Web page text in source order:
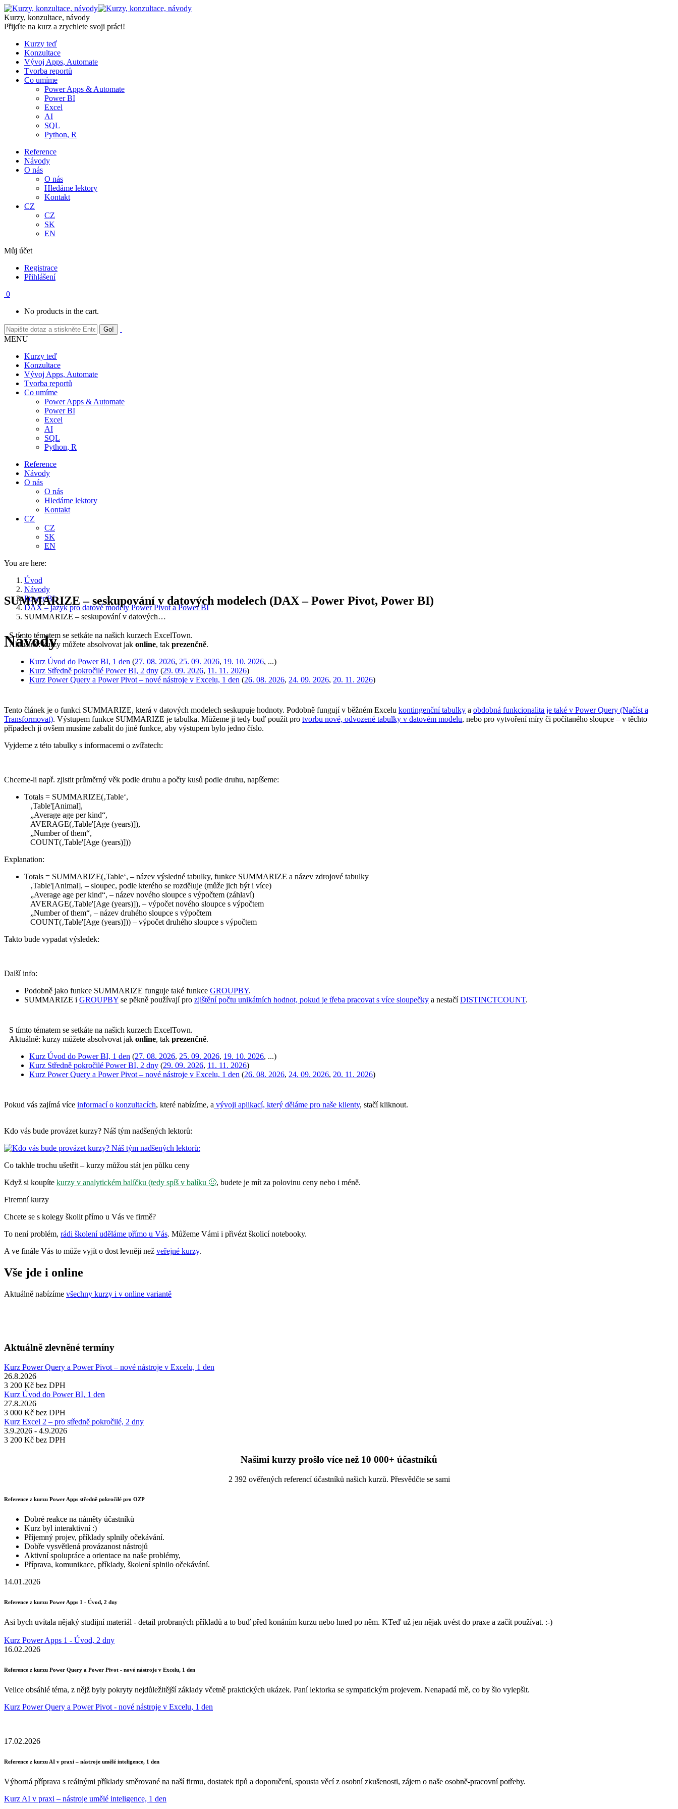
Skip
to
content
Kurzy, konzultace, návody
Přijďte na kurz a zrychlete svoji práci!
Kurzy teď
Konzultace
Vývoj Apps, Automate
Tvorba reportů
Co umíme
Power Apps & Automate
Power BI
Excel
AI
SQL
Python, R
Reference
Návody
O nás
O nás
Hledáme lektory
Kontakt
CZ
CZ
SK
EN
Můj účet
Registrace
Přihlášení
0
No products in the cart.
MENU
Kurzy teď
Konzultace
Vývoj Apps, Automate
Tvorba reportů
Co umíme
Power Apps & Automate
Power BI
Excel
AI
SQL
Python, R
Reference
Návody
O nás
O nás
Hledáme lektory
Kontakt
CZ
CZ
SK
EN
You are here:
Úvod
Návody
Power BI
DAX – jazyk pro datové modely Power Pivot a Power BI
SUMMARIZE – seskupování v datových…
Návody
SUMMARIZE – seskupování v datových modelech (DAX – Power Pivot, Power BI)
S tímto tématem se setkáte na našich kurzech ExcelTown.
Aktuálně: kurzy můžete absolvovat jak online, tak prezenčně.
Kurz Úvod do Power BI, 1 den (27. 08. 2026, 25. 09. 2026, 19. 10. 2026, ...)
Kurz Středně pokročilé Power BI, 2 dny (29. 09. 2026, 11. 11. 2026)
Kurz Power Query a Power Pivot – nové nástroje v Excelu, 1 den (26. 08. 2026, 24. 09. 2026, 20. 11. 2026)
Tento článek je o funkci SUMMARIZE, která v datových modelech seskupuje hodnoty. Podobně fungují v běžném Excelu kontingenční tabulky a obdobná funkcionalita je také v Power Query (Načíst a
Transformovat). Výstupem funkce SUMMARIZE je tabulka. Můžeme ji tedy buď použít pro tvorbu nové, odvozené tabulky v datovém modelu, nebo pro vytvoření míry či počítaného sloupce – v těchto
případech ji ovšem musíme zabalit do jiné funkce, aby výstupem bylo jedno číslo.
Vyjdeme z této tabulky s informacemi o zvířatech:
Chceme-li např. zjistit průměrný věk podle druhu a počty kusů podle druhu, napíšeme:
Totals = SUMMARIZE(‚Table‘,
‚Table'[Animal],
„Average age per kind“,
AVERAGE(‚Table'[Age (years)]),
„Number of them“,
COUNT(‚Table'[Age (years)]))
Explanation:
Totals = SUMMARIZE(‚Table‘, – název výsledné tabulky, funkce SUMMARIZE a název zdrojové tabulky
‚Table'[Animal], – sloupec, podle kterého se rozděluje (může jich být i více)
„Average age per kind“, – název nového sloupce s výpočtem (záhlaví)
AVERAGE(‚Table'[Age (years)]), – výpočet nového sloupce s výpočtem
„Number of them“, – název druhého sloupce s výpočtem
COUNT(‚Table'[Age (years)])) – výpočet druhého sloupce s výpočtem
Takto bude vypadat výsledek:
Další info:
Podobně jako funkce SUMMARIZE funguje také funkce GROUPBY.
SUMMARIZE i GROUPBY se pěkně používají pro zjištění počtu unikátních hodnot, pokud je třeba pracovat s více sloupečky a nestačíDISTINCTCOUNT.
S tímto tématem se setkáte na našich kurzech ExcelTown.
Aktuálně: kurzy můžete absolvovat jak online, tak prezenčně.
Kurz Úvod do Power BI, 1 den (27. 08. 2026, 25. 09. 2026, 19. 10. 2026, ...)
Kurz Středně pokročilé Power BI, 2 dny (29. 09. 2026, 11. 11. 2026)
Kurz Power Query a Power Pivot – nové nástroje v Excelu, 1 den (26. 08. 2026, 24. 09. 2026, 20. 11. 2026)
Pokud vás zajímá více informací o konzultacích, které nabízíme, a vývoji aplikací, který děláme pro naše klienty, stačí kliknout.
Kdo vás bude provázet kurzy? Náš tým nadšených lektorů:
Co takhle trochu ušetřit – kurzy můžou stát jen půlku ceny
Když si koupíte kurzy v analytickém balíčku (tedy spíš v balíku 🙂, budete je mít za polovinu ceny nebo i méně.
Firemní kurzy
Chcete se s kolegy školit přímo u Vás ve firmě?
To není problém, rádi školení uděláme přímo u Vás. Můžeme Vámi i přivézt školicí notebooky.
A ve finále Vás to může vyjít o dost levněji než veřejné kurzy.
Vše jde i online
Aktuálně nabízíme všechny kurzy i v online variantě
Aktuálně zlevněné termíny
Kurz Power Query a Power Pivot – nové nástroje v Excelu, 1 den
26.8.2026
3 200 Kč bez DPH
Kurz Úvod do Power BI, 1 den
27.8.2026
3 000 Kč bez DPH
Kurz Excel 2 – pro středně pokročilé, 2 dny
3.9.2026 - 4.9.2026
3 200 Kč bez DPH
Našimi kurzy prošlo více než 10 000+ účastníků
2 392 ověřených referencí účastníků našich kurzů. Přesvědčte se sami
Reference z kurzu Power Apps středně pokročilé pro OZP
Dobré reakce na náměty účastníků
Kurz byl interaktivní :)
Příjemný projev, příklady splnily očekávání.
Dobře vysvětlená provázanost nástrojů
Aktivní spolupráce a orientace na naše problémy,
Příprava, komunikace, příklady, školení splnilo očekávání.
14.01.2026
Reference z kurzu Power Apps 1 - Úvod, 2 dny
Asi bych uvítala nějaký studijní materiál - detail probraných příkladů a to buď před konáním kurzu nebo hned po něm. KTeď už jen nějak uvést do praxe a začít používat. :-)
Kurz Power Apps 1 - Úvod, 2 dny
16.02.2026
Reference z kurzu Power Query a Power Pivot - nové nástroje v Excelu, 1 den
Velice obsáhlé téma, z nějž byly pokryty nejdůležitější základy včetně praktických ukázek. Paní lektorka se sympatickým projevem. Nenapadá mě, co by šlo vylepšit.
Kurz Power Query a Power Pivot - nové nástroje v Excelu, 1 den
17.02.2026
Reference z kurzu AI v praxi – nástroje umělé inteligence, 1 den
Výborná příprava s reálnými příklady směrované na naší firmu, dostatek tipů a doporučení, spousta věcí z osobní zkušenosti, zájem o naše osobně-pracovní potřeby.
Kurz AI v praxi – nástroje umělé inteligence, 1 den